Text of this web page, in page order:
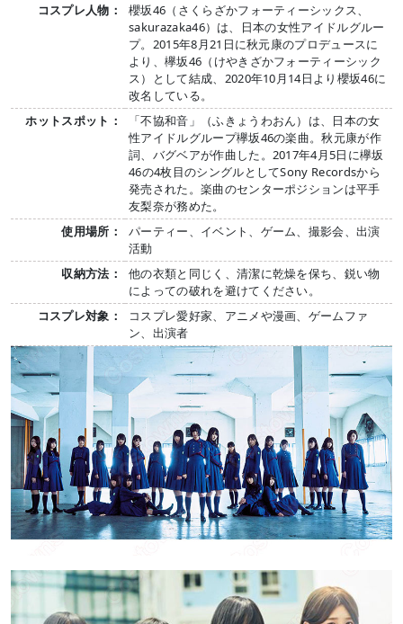
コスプレ人物：
櫻坂46（さくらざかフォーティーシックス、
sakurazaka46）は、日本の女性アイドルグルー
プ。2015年8月21日に秋元康のプロデュースに
より、欅坂46（けやきざかフォーティーシック
ス）として結成、2020年10月14日より櫻坂46に
改名している。
ホットスポット：
「不協和音」（ふきょうわおん）は、日本の女
性アイドルグループ欅坂46の楽曲。秋元康が作
詞、バグベアが作曲した。2017年4月5日に欅坂
46の4枚目のシングルとしてSony Recordsから
発売された。楽曲のセンターポジションは平手
友梨奈が務めた。
使用場所：
パーティー、イベント、ゲーム、撮影会、出演
活動
収納方法：
他の衣類と同じく、清潔に乾燥を保ち、鋭い物
によっての破れを避けてください。
コスプレ対象：
コスプレ愛好家、アニメや漫画、ゲームファ
ン、出演者